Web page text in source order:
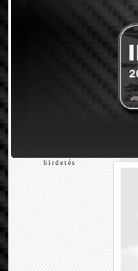
h i r d e t é s